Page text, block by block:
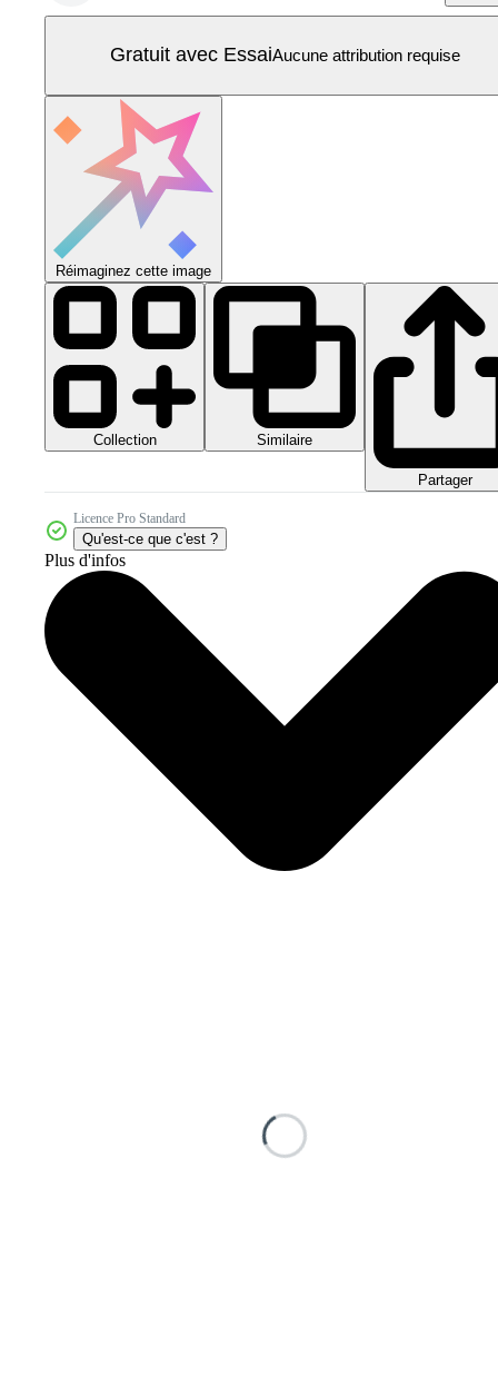
Gratuit avec EssaiAucune attribution requise
Réimaginez cette image
Collection Similaire
Partager
Licence Pro Standard
Qu'est-ce que c'est ?
Plus d'infos